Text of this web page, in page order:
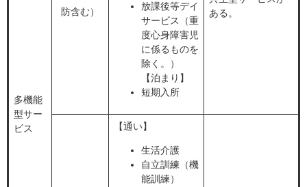
多機能
型サー
ビス
防含む）
放課後等デイ
サービス（重
度心身障害児
に係るものを
除く。）
【泊まり】
短期入所
ある。
【通い】
生活介護
自立訓練（機
能訓練）